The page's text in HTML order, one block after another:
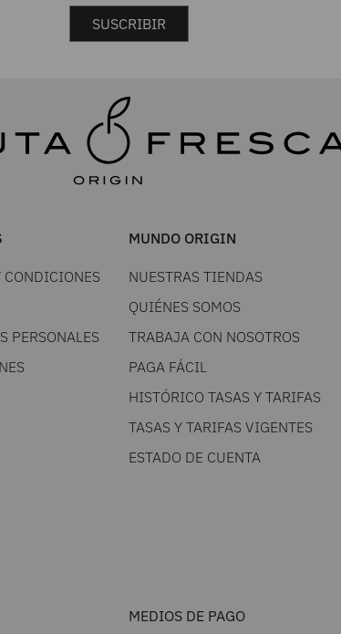
SUSCRIBIR
CONDICIONES
PERSONALES
MUNDO ORIGIN
NUESTRAS TIENDAS
QUIÉNES SOMOS
TRABAJA CON NOSOTROS
PAGA FÁCIL
HISTÓRICO TASAS Y TARIFAS
TASAS Y TARIFAS VIGENTES
ESTADO DE CUENTA
MEDIOS DE PAGO